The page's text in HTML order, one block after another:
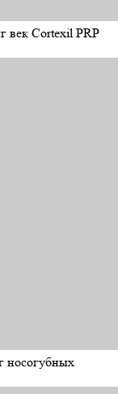
век Cortexil PRP
носогубных